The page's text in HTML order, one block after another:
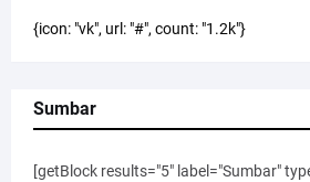
{icon: "vk", url: "#", count: "1.2k"}
Sumbar
[getBlock results="5" label="Sumbar"